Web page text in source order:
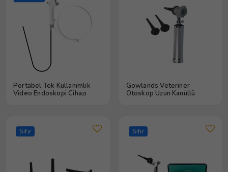
Portabel Tek Kullanımlık
Video Endoskopi Cihazı
Gowlands Veteriner
Otoskop Uzun Kanüllü
Sıfır Sıfır